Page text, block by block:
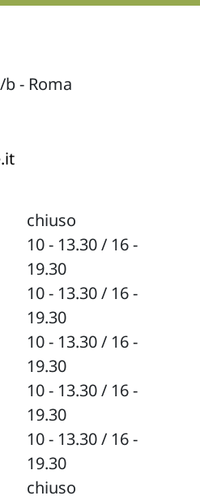
- Roma
chiuso
10 - 13.30 / 16 -
19.30
10 - 13.30 / 16 -
19.30
10 - 13.30 / 16 -
19.30
10 - 13.30 / 16 -
19.30
10 - 13.30 / 16 -
19.30
chiuso